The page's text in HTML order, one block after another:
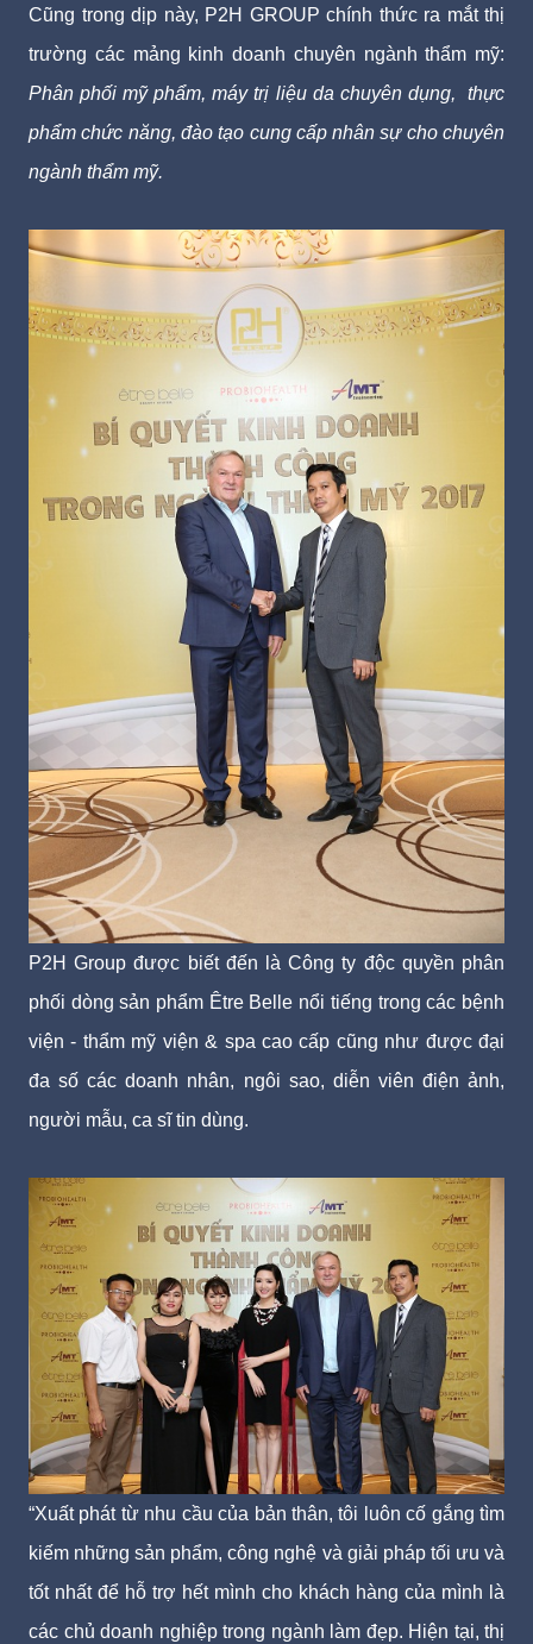
Cũng trong dịp này, P2H GROUP chính thức ra mắt thị
trường các mảng kinh doanh chuyên ngành thẩm mỹ:
Phân phối mỹ phẩm, máy trị liệu da chuyên dụng, thực
phẩm chức năng, đào tạo cung cấp nhân sự cho chuyên
ngành thẩm mỹ.
P2H Group được biết đến là Công ty độc quyền phân
phối dòng sản phẩm Être Belle nổi tiếng trong các bệnh
viện - thẩm mỹ viện & spa cao cấp cũng như được đại
đa số các doanh nhân, ngôi sao, diễn viên điện ảnh,
người mẫu, ca sĩ tin dùng.
“Xuất phát từ nhu cầu của bản thân, tôi luôn cố gắng tìm
kiếm những sản phẩm, công nghệ và giải pháp tối ưu và
tốt nhất để hỗ trợ hết mình cho khách hàng của mình là
các chủ doanh nghiệp trong ngành làm đẹp. Hiện tại, thị